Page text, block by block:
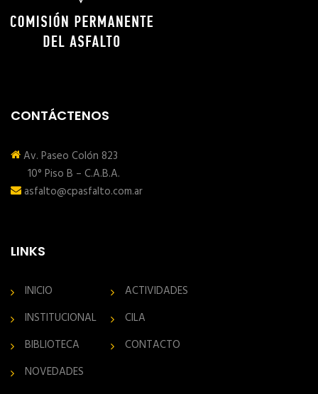
CONTÁCTENOS
Av. Paseo Colón 823
10° Piso B – C.A.B.A.
asfalto@cpasfalto.com.ar
LINKS
INICIO
INSTITUCIONAL
BIBLIOTECA
NOVEDADES
ACTIVIDADES
CILA
CONTACTO